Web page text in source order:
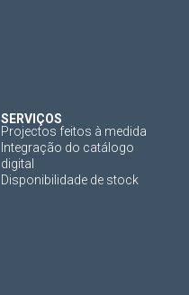
SERVIÇOS
Projectos feitos à medida
Integração do catálogo
digital
Disponibilidade de stock